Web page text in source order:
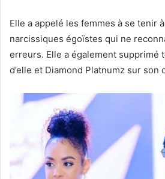
Elle a appelé les femmes à se tenir à
narcissiques égoïstes qui ne
erreurs. Elle a également supprimé
d’elle et Diamond Platnumz sur son